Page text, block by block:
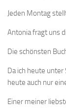
Jeden Montag
Antonia fragt uns
Die schönsten
Da ich heute unter
heute auch nur
Einer meiner